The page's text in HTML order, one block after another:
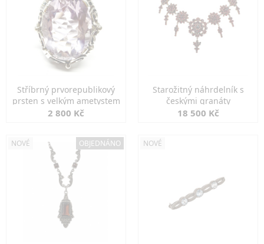
Stříbrný prvorepublikový
prsten s velkým ametystem
2 800 Kč
Starožitný náhrdelník s
českými granáty
18 500 Kč
NOVÉ OBJEDNÁNO NOVÉ